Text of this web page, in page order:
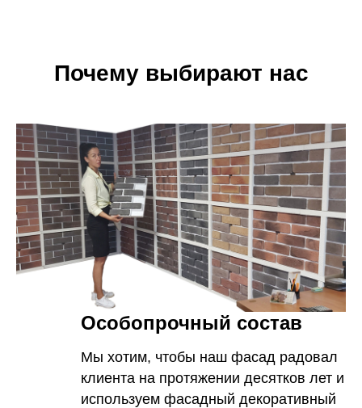
Почему выбирают нас
Особопрочный состав
Мы хотим, чтобы наш фасад радовал
клиента на протяжении десятков лет и
используем фасадный декоративный